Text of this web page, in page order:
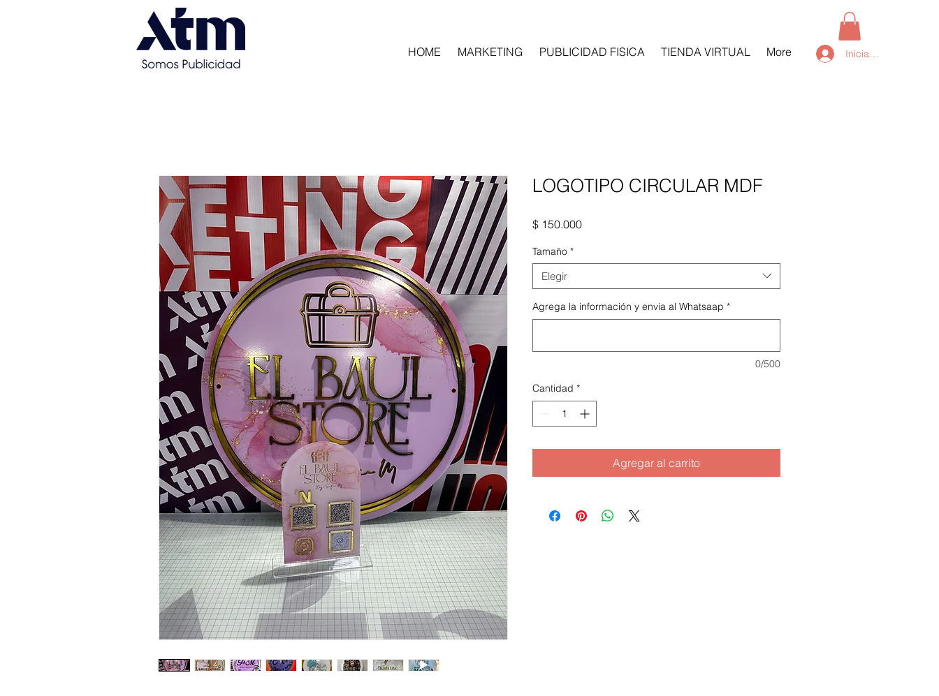
HOME MARKETING PUBLICIDAD FISICA TIENDA VIRTUAL More Iniciar sesión
LOGOTIPO CIRCULAR MDF
$ 150.000Precio
Tamaño *
Elegir
Agrega la información y envia al Whatsaap *
0/500
Cantidad *
Agregar al carrito